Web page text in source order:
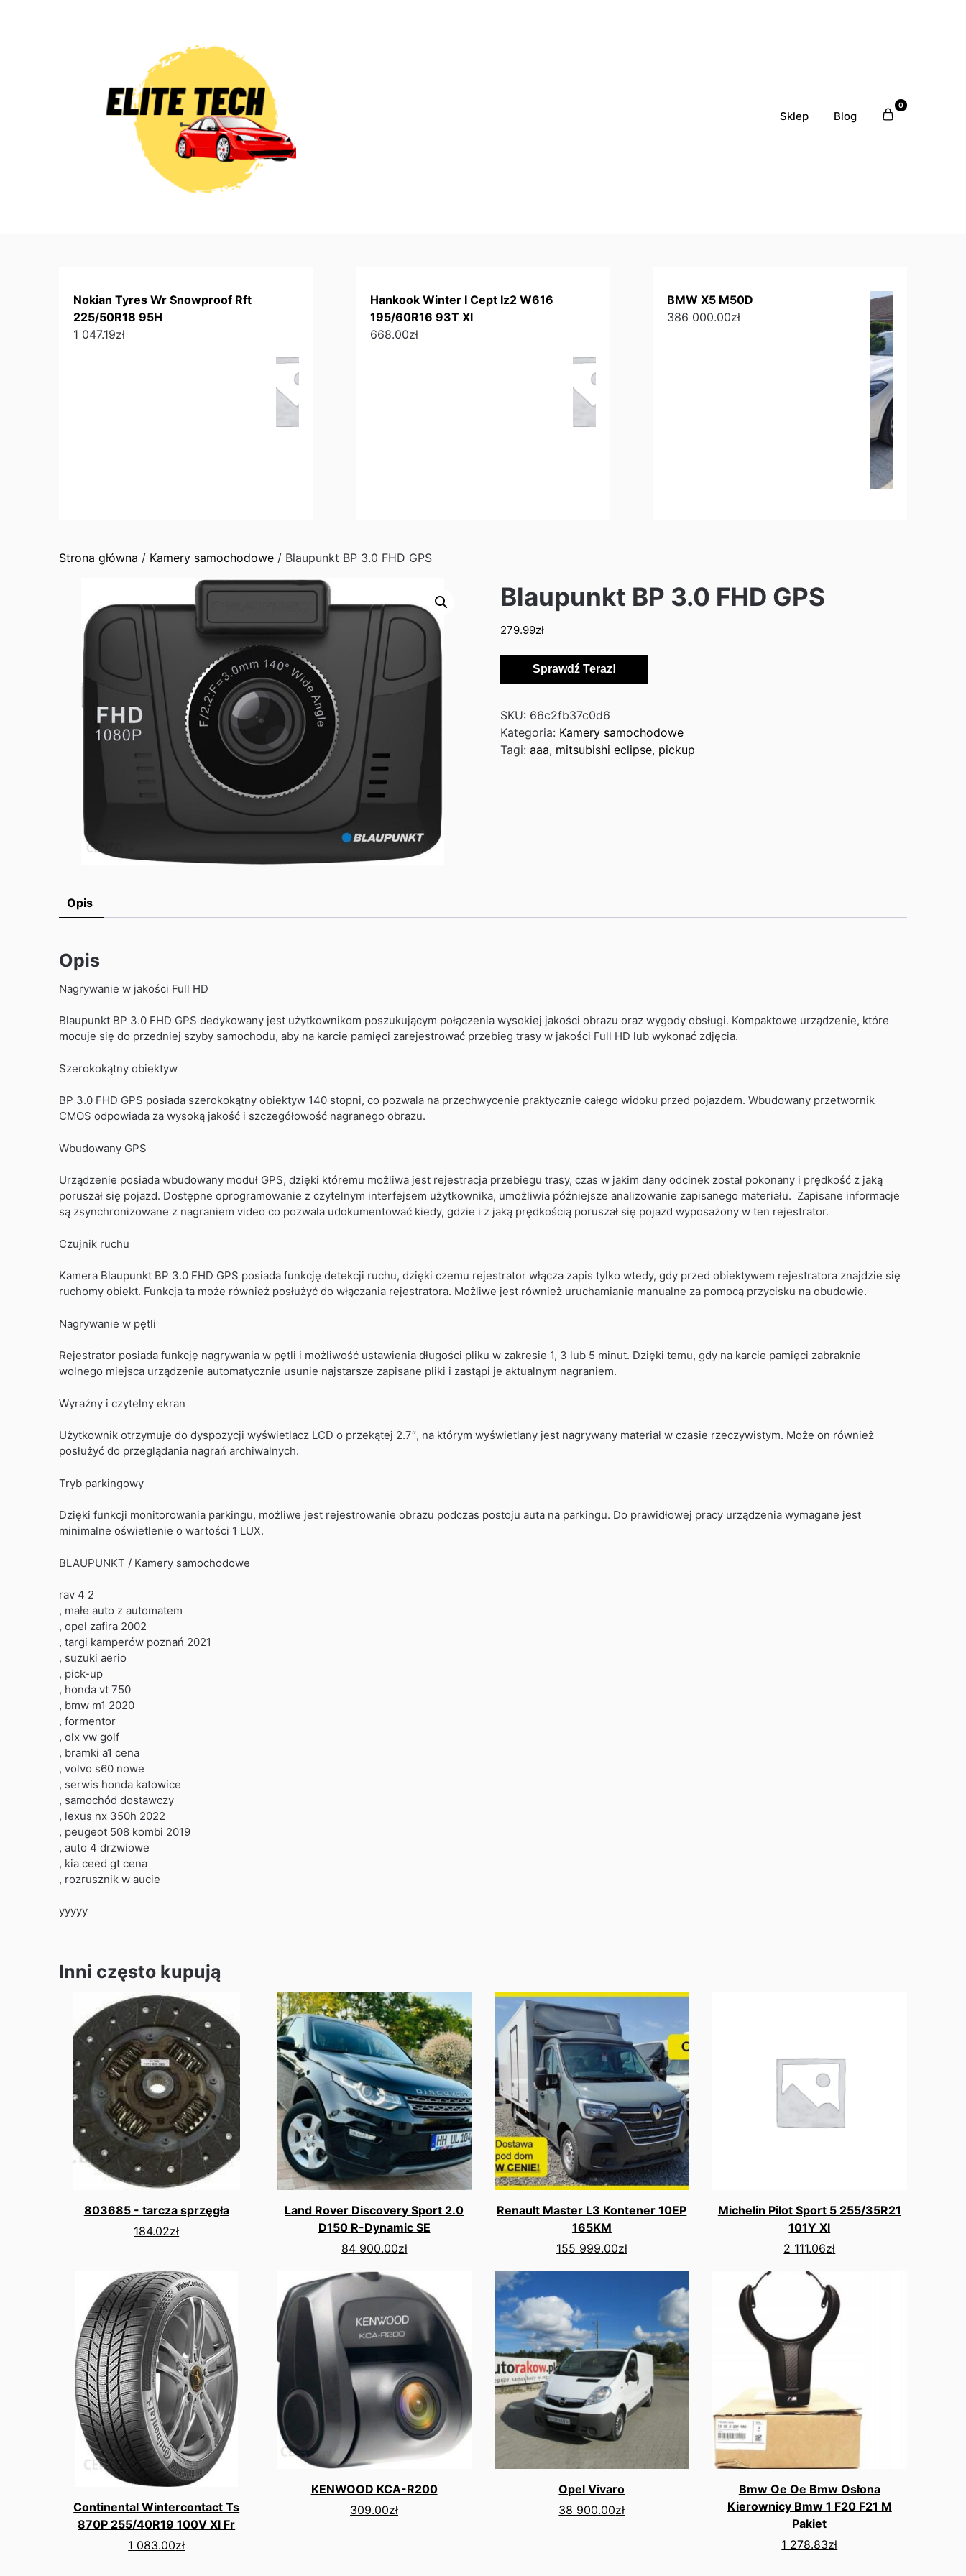
Sklep Blog
0
Nokian Tyres Wr Snowproof Rft
225/50R18 95H
1 047.19zł
Hankook Winter I Cept Iz2 W616
195/60R16 93T Xl
668.00zł
BMW X5 M50D
386 000.00zł
Strona główna / Kamery samochodowe / Blaupunkt BP 3.0 FHD GPS
Blaupunkt BP 3.0 FHD GPS
279.99zł
Sprawdź Teraz!
SKU: 66c2fb37c0d6
Kategoria: Kamery samochodowe
Tagi: aaa, mitsubishi eclipse, pickup
Opis
Opis
Nagrywanie w jakości Full HD
Blaupunkt BP 3.0 FHD GPS dedykowany jest użytkownikom poszukującym połączenia wysokiej jakości obrazu oraz wygody obsługi. Kompaktowe urządzenie, które
mocuje się do przedniej szyby samochodu, aby na karcie pamięci zarejestrować przebieg trasy w jakości Full HD lub wykonać zdjęcia.
Szerokokątny obiektyw
BP 3.0 FHD GPS posiada szerokokątny obiektyw 140 stopni, co pozwala na przechwycenie praktycznie całego widoku przed pojazdem. Wbudowany przetwornik
CMOS odpowiada za wysoką jakość i szczegółowość nagranego obrazu.
Wbudowany GPS
Urządzenie posiada wbudowany moduł GPS, dzięki któremu możliwa jest rejestracja przebiegu trasy, czas w jakim dany odcinek został pokonany i prędkość z jaką
poruszał się pojazd. Dostępne oprogramowanie z czytelnym interfejsem użytkownika, umożliwia późniejsze analizowanie zapisanego materiału. Zapisane informacje
są zsynchronizowane z nagraniem video co pozwala udokumentować kiedy, gdzie i z jaką prędkością poruszał się pojazd wyposażony w ten rejestrator.
Czujnik ruchu
Kamera Blaupunkt BP 3.0 FHD GPS posiada funkcję detekcji ruchu, dzięki czemu rejestrator włącza zapis tylko wtedy, gdy przed obiektywem rejestratora znajdzie się
ruchomy obiekt. Funkcja ta może również posłużyć do włączania rejestratora. Możliwe jest również uruchamianie manualne za pomocą przycisku na obudowie.
Nagrywanie w pętli
Rejestrator posiada funkcję nagrywania w pętli i możliwość ustawienia długości pliku w zakresie 1, 3 lub 5 minut. Dzięki temu, gdy na karcie pamięci zabraknie
wolnego miejsca urządzenie automatycznie usunie najstarsze zapisane pliki i zastąpi je aktualnym nagraniem.
Wyraźny i czytelny ekran
Użytkownik otrzymuje do dyspozycji wyświetlacz LCD o przekątej 2.7″, na którym wyświetlany jest nagrywany materiał w czasie rzeczywistym. Może on również
posłużyć do przeglądania nagrań archiwalnych.
Tryb parkingowy
Dzięki funkcji monitorowania parkingu, możliwe jest rejestrowanie obrazu podczas postoju auta na parkingu. Do prawidłowej pracy urządzenia wymagane jest
minimalne oświetlenie o wartości 1 LUX.
BLAUPUNKT / Kamery samochodowe
rav 4 2
, małe auto z automatem
, opel zafira 2002
, targi kamperów poznań 2021
, suzuki aerio
, pick-up
, honda vt 750
, bmw m1 2020
, formentor
, olx vw golf
, bramki a1 cena
, volvo s60 nowe
, serwis honda katowice
, samochód dostawczy
, lexus nx 350h 2022
, peugeot 508 kombi 2019
, auto 4 drzwiowe
, kia ceed gt cena
, rozrusznik w aucie
yyyyy
Inni często kupują
803685 - tarcza sprzęgła
184.02zł
Land Rover Discovery Sport 2.0
D150 R-Dynamic SE
84 900.00zł
Renault Master L3 Kontener 10EP
165KM
155 999.00zł
Michelin Pilot Sport 5 255/35R21
101Y Xl
2 111.06zł
Continental Wintercontact Ts
870P 255/40R19 100V Xl Fr
1 083.00zł
KENWOOD KCA-R200
309.00zł
Opel Vivaro
38 900.00zł
Bmw Oe Oe Bmw Osłona
Kierownicy Bmw 1 F20 F21 M
Pakiet
1 278.83zł